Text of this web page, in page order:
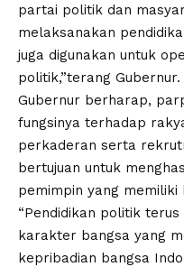
partai politik dan
melaksanakan
juga digunakan untuk
politik,”terang Gubernur.
Gubernur berharap,
fungsinya terhadap
perkaderan serta
bertujuan untuk
pemimpin yang
“Pendidikan politik
karakter bangsa yang
kepribadian bangsa